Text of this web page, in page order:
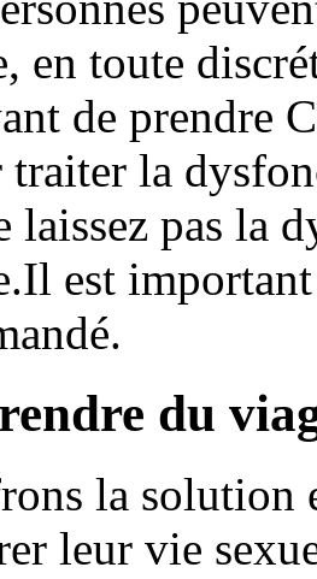
en toute
de prendre
la
laissez pas la
est
du
la solution
leur vie